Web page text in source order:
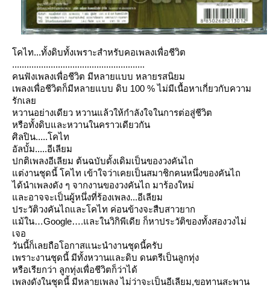
คไท...ทั้งดิบทั้งเพราะสำหรับคอเพลงเพื่อชีวิต
.......................................................
คนฟังเพลงเพื่อชีวิต มีหลายแบบ หลายรสนิยม
เพลงเพื่อชีวิตก็มีหลายแบบ ดิบ 100 % ไม่มีเนื้อหาเกี่ยวกับความ
รักเล
หวานอย่างเดียว หวานแล้วให้กำลังใจในการต่อสู่ชีวิต
หรือทั้งดิบและหวานในคราวเดียวกัน
ศิลปิน.....โคไท
อัลบั้ม.....อีเลียม
ปกติเพลงอีเลียม ต้นฉบับดั้งเดิมเป็นของวงคันไถ
ต่งานชุดนี้ โคไท เข้าใจว่าเคยเป็นสมาชิกคนหนึ่งของคันไถ
ได้นำเพลงดัง ๆ จากงานของวงคันไถ มาร้องใหม่
ละอาจจะเป็นผู้หนึ่งที่ร้องเพลง...อีเลียม
ประวัติวงคันไถและโคไท ค่อนข้างจะสืบสาวยาก
ม้ใน…Google….และในวิกิพีเดีย ก็หาประวัติของทั้งสองวงไม่
เจอ
วันนี้ก็เลยถือโอกาสแนะนำงานชุดนี้ครับ
เพราะงานชุดนี้ มีทั้งหวานและดิบ ดนตรีเป็นลูกทุ่ง
หรือเรียกว่า ลูกทุ่งเพื่อชีวิตก็ว่าได้
เพลงดังในชุดนี้ มีหลายเพลง ไม่ว่าจะเป็นอีเลียม,ขอทานสะพาน